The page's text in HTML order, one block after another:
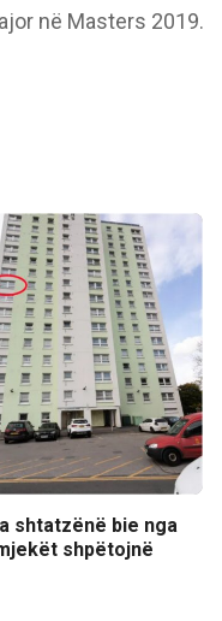
në Masters 2019.
shtatzënë bie nga
shpëtojnë